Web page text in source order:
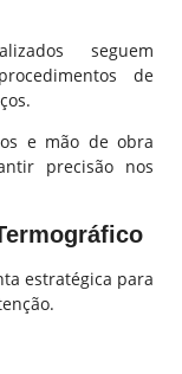
seguem
de
e mão de obra
precisão nos
estratégica para